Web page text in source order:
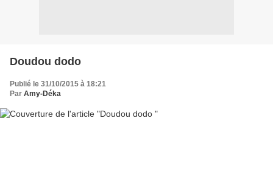
Doudou dodo
Publié le 31/10/2015 à 18:21
Par Amy-Déka